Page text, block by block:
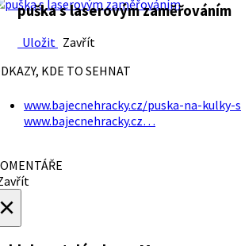
puška s laserovým zaměřováním
Uložit Zavřít
KDE TO SEHNAT
www.bajecnehracky.cz/puska-na-
www.bajecnehracky.cz…